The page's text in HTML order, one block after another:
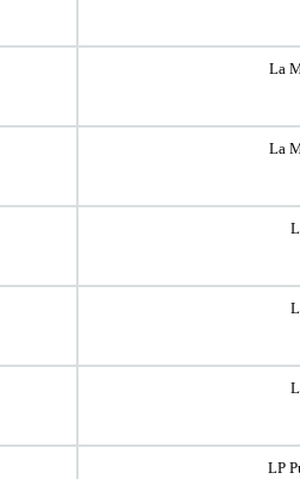
La
La
LP